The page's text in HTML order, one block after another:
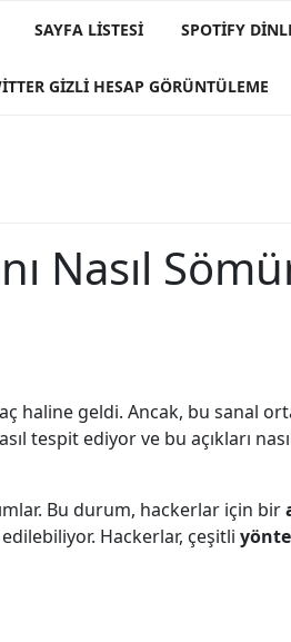
SAYFA LISTESI SPOTIFY
GIZLI HESAP GÖRÜNTÜLEME
Nasıl
haline geldi. Ancak, bu sanal
tespit ediyor ve bu açıkları
Bu durum, hackerlar için bir
Hackerlar, çeşitli